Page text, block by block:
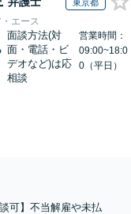
東京都
エース
面談方法(対
面・電話・ビ
デオなど)は応
相談
営業時間：
09:00~18:0
0（平日）
可】不当解雇や未払